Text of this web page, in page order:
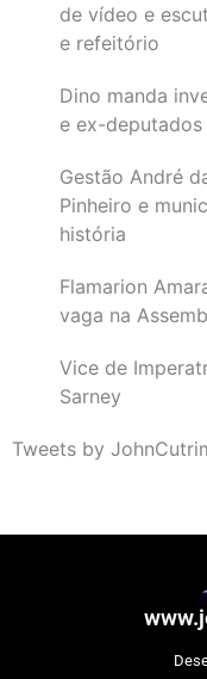
de vídeo e
e refeitório
Dino manda
e ex-deputados
Gestão André
Pinheiro e
história
Flamarion
vaga na
Vice de
Sarney
Tweets by